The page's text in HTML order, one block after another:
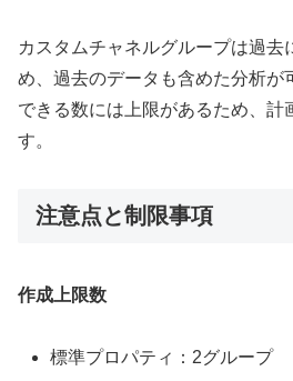
カスタムチャネルグループは過去
め、過去のデータも含めた分析が
できる数には上限があるため、計
す。
注意点と制限事項
作成上限数
標準プロパティ：2グループ